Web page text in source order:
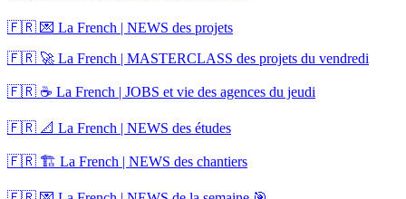
🇫🇷 💌 La French | NEWS des projets
🇫🇷 🚀 La French | MASTERCLASS des projets du vendredi
🇫🇷 ☕ La French | JOBS et vie des agences du jeudi
🇫🇷 📐 La French | NEWS des études
🇫🇷 🏗️ La French | NEWS des chantiers